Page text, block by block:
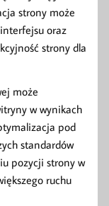
strony może
oraz
strony dla
może
w wynikach
pod
standardów
pozycji strony w
ruchu